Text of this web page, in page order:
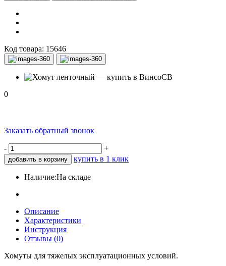
Код товара: 15646
0
Заказать обратный звонок
- +
добавить в корзину купить в 1 клик
Наличие:На складе
Описание
Характеристики
Инструкция
Отзывы (0)
Хомуты для тяжелых эксплуатационных условий.